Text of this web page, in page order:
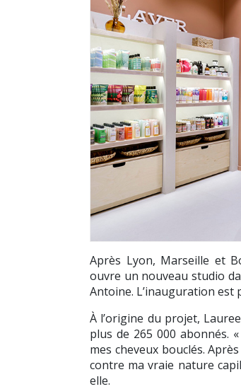
Après Lyon, Marseille et
ouvre un nouveau studio
Antoine. L’inauguration est
À l’origine du projet,
plus de 265 000 abonnés.
mes cheveux bouclés.
contre ma vraie nature
elle.